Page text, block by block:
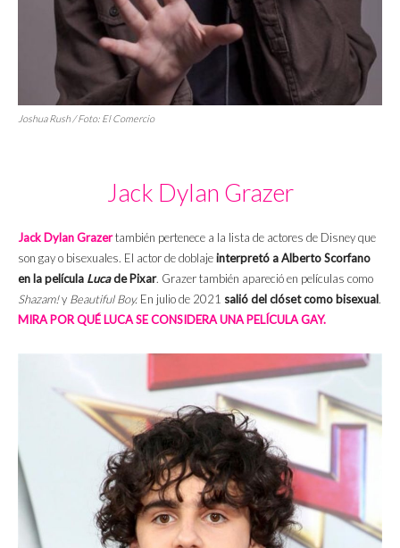
Joshua Rush / Foto: El Comercio
Jack Dylan Grazer
Jack Dylan Grazertambién pertenece a la lista de actores de Disney que
son gay o bisexuales. El actor de doblajeinterpretó a Alberto Scorfano
en la película Lucade Pixar. Grazer también apareció en películas como
Shazam!y Beautiful Boy. En julio de 2021 salió del clóset como bisexual.
MIRA POR QUÉ LUCA SE CONSIDERA UNA PELÍCULA GAY.